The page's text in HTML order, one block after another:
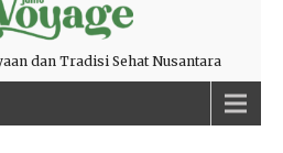
dan Tradisi Sehat Nusantara